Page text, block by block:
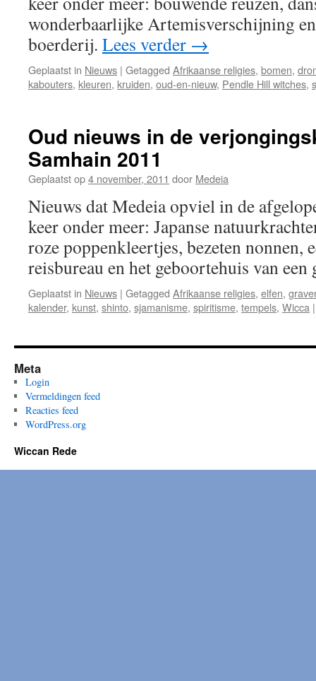
wonderbaarlijke Artemisverschijning
boerderij. Lees verder →
Geplaatst in Nieuws | Getagged Afrikaanse religies, bomen,
kabouters, kleuren, kruiden, oud-en-nieuw, Pendle Hill witches,
Oud nieuws in de
Samhain 2011
Geplaatst op4 november, 2011 door Medeia
Nieuws dat Medeia opviel in de
keer onder meer: Japanse
roze poppenkleertjes, bezeten nonnen,
reisbureau en het geboortehuis van
Geplaatst in Nieuws | Getagged Afrikaanse religies, elfen,
kalender, kunst, shinto, sjamanisme, spiritisme, tempels, Wicca |
Meta
Login
Vermeldingen feed
Reacties feed
WordPress.org
Wiccan Rede